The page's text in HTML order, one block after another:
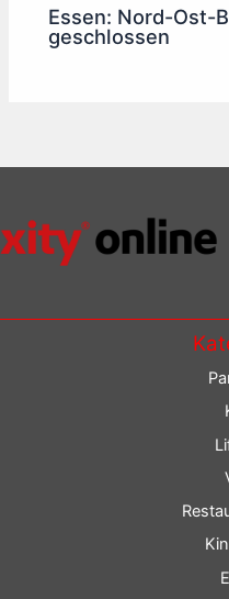
Essen: Nord-Ost-
geschlossen